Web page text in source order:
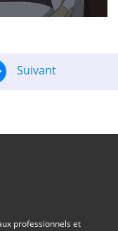
Suivant
professionnels et